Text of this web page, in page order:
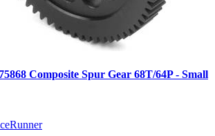
Composite Spur Gear 68T/64P - Small